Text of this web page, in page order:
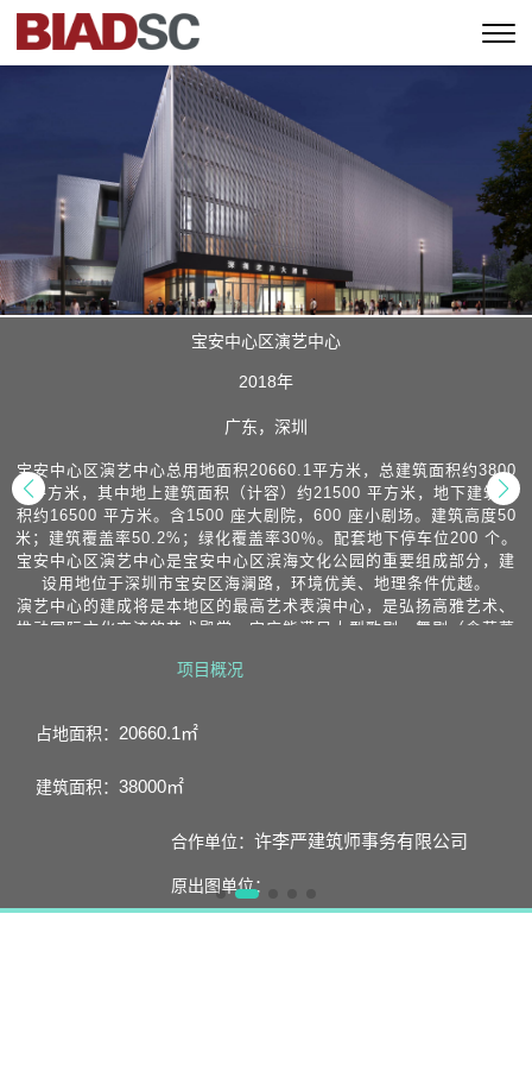
宝安中心区演艺中心
2018年
广东，深圳
宝安中心区演艺中心总用地面积20660.1平方米，总建筑面积约3800
0 平方米，其中地上建筑面积（计容）约21500 平方米，地下建筑面
积约16500 平方米。含1500 座大剧院，600 座小剧场。建筑高度50
米；建筑覆盖率50.2%；绿化覆盖率30％。配套地下停车位200 个。
宝安中心区演艺中心是宝安中心区滨海文化公园的重要组成部分，建
设用地位于深圳市宝安区海澜路，环境优美、地理条件优越。
演艺中心的建成将是本地区的最高艺术表演中心，是弘扬高雅艺术、
推动国际文化交流的艺术殿堂。它应能满足大型歌剧、舞剧（含芭蕾
议活动、戏剧、话剧、舞会等多种功能要求，具备接待世界级优秀表
育”为宗旨，秉承“国际性、艺术性、创意性”的品牌定位，坚持“名家、
文化名片”的发展目标。
现代建筑艺术与科学于一体，将成为体现国际滨海城市新坐标、世界
级滨海文化旅游地的标志性文化
建筑。
项目概况
占地面积： 20660.1㎡
建筑面积： 38000㎡
合作单位： 许李严建筑师事务有限公司
原出图单位：